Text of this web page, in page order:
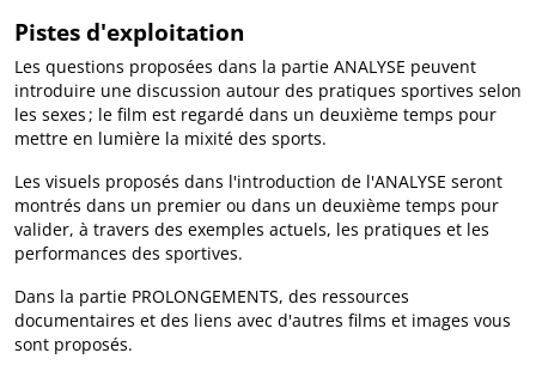
Pistes d'exploitation
Les questions proposées dans la partie ANALYSE peuvent
introduire une discussion autour des pratiques sportives selon
les sexes ; le film est regardé dans un deuxième temps pour
mettre en lumière la mixité des sports.
Les visuels proposés dans l'introduction de l'ANALYSE seront
montrés dans un premier ou dans un deuxième temps pour
valider, à travers des exemples actuels, les pratiques et les
performances des sportives.
Dans la partie PROLONGEMENTS, des ressources
documentaires et des liens avec d'autres films et images vous
sont proposés.